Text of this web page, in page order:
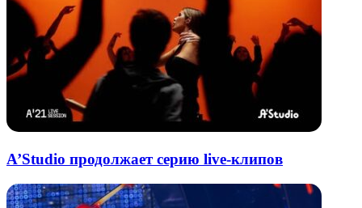
A’Studio продолжает серию live-клипов